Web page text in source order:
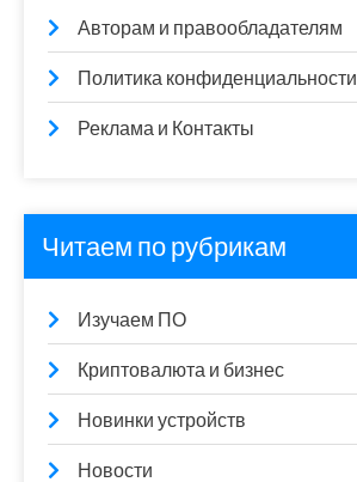
Авторам и правообладателям
Политика конфиденциальности
Реклама и Контакты
Читаем по рубрикам
Изучаем ПО
Криптовалюта и бизнес
Новинки устройств
Новости